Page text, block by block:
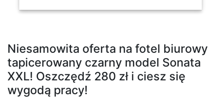
Niesamowita oferta na fotel biurowy
tapicerowany czarny model Sonata
XXL! Oszczędź 280 zł i ciesz się
wygodą pracy!